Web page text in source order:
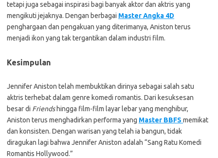
tetapi juga sebagai inspirasi bagi banyak aktor dan aktris yang
mengikuti jejaknya. Dengan berbagai Master Angka 4D
penghargaan dan pengakuan yang diterimanya, Aniston terus
menjadi ikon yang tak tergantikan dalam industri film.
Kesimpulan
Jennifer Aniston telah membuktikan dirinya sebagai salah satu
aktris terhebat dalam genre komedi romantis. Dari kesuksesan
besar di Friendshingga film-film layar lebar yang menghibur,
Aniston terus menghadirkan performa yang Master BBFS memikat
dan konsisten. Dengan warisan yang telah ia bangun, tidak
diragukan lagi bahwa Jennifer Aniston adalah “Sang Ratu Komedi
Romantis Hollywood.”